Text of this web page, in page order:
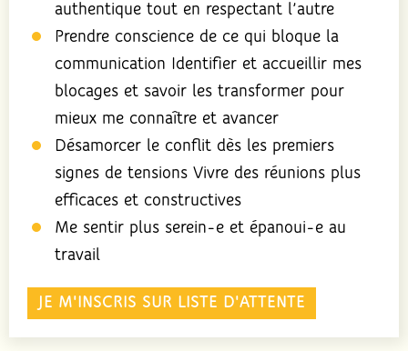
authentique tout en respectant l’autre
Prendre conscience de ce qui bloque la
communication Identifier et accueillir mes
blocages et savoir les transformer pour
mieux me connaître et avancer
Désamorcer le conflit dès les premiers
signes de tensions Vivre des réunions plus
efficaces et constructives
Me sentir plus serein-e et épanoui-e au
travail
JE M'INSCRIS SUR LISTE D'ATTENTE